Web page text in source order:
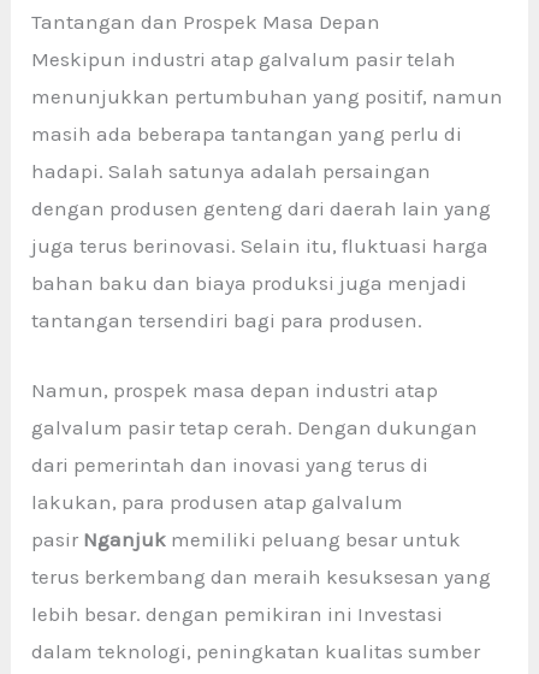
Tantangan dan Prospek Masa Depan
Meskipun industri atap galvalum pasir telah
menunjukkan pertumbuhan yang positif, namun
masih ada beberapa tantangan yang perlu di
hadapi. Salah satunya adalah persaingan
dengan produsen genteng dari daerah lain yang
juga terus berinovasi. Selain itu, fluktuasi harga
bahan baku dan biaya produksi juga menjadi
tantangan tersendiri bagi para produsen.
Namun, prospek masa depan industri atap
galvalum pasir tetap cerah. Dengan dukungan
dari pemerintah dan inovasi yang terus di
lakukan, para produsen atap galvalum
pasir Nganjuk memiliki peluang besar untuk
terus berkembang dan meraih kesuksesan yang
lebih besar. dengan pemikiran ini Investasi
dalam teknologi, peningkatan kualitas sumber